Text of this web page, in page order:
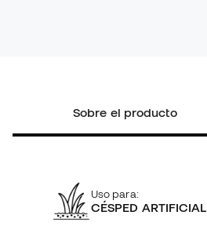
Sobre el producto
Uso para:
CÉSPED ARTIFICIAL